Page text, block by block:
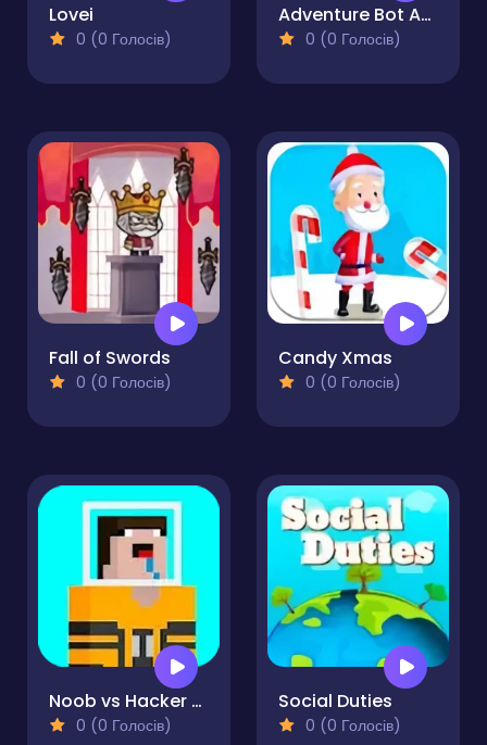
Lovei
0 (0 Голосів)
Adventure Bot Action Platformer
0 (0 Голосів)
Fall of Swords
0 (0 Голосів)
Candy Xmas
0 (0 Голосів)
Noob vs Hacker Diver Suit
0 (0 Голосів)
Social Duties
0 (0 Голосів)